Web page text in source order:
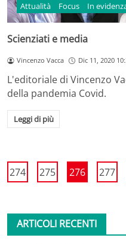
Attualità Focus In
Scienziati e media
Vincenzo Vacca Dic 11, 2020
L'editoriale di Vincenzo
della pandemia Covid.
Leggi di più
274 275 276 277
ARTICOLI RECENTI